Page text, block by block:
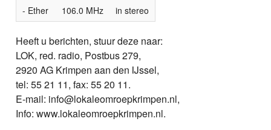
- Ether
106.0 MHz in stereo
Heeft u berichten, stuur deze naar:
LOK, red. radio, Postbus 279,
2920 AG Krimpen aan den IJssel,
tel: 55 21 11, fax: 55 20 11.
E-mail: info@lokaleomroepkrimpen.nl,
Info: www.lokaleomroepkrimpen.nl.